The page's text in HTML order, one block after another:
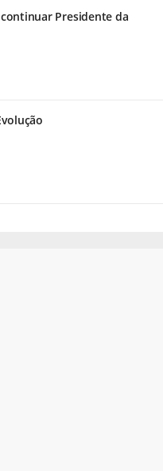
Presidente da